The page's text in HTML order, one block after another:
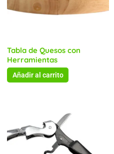
Tabla de Quesos con
Herramientas
Añadir al carrito